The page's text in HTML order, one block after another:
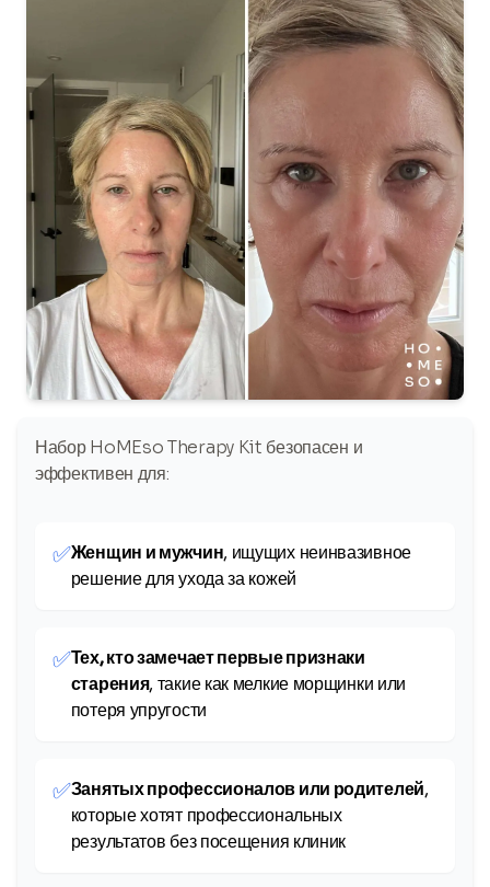
Набор HoMEso Therapy Kit безопасен и
эффективен для:
✅Женщин и мужчин, ищущих неинвазивное
решение для ухода за кожей
✅Тех, кто замечает первые признаки
старения, такие как мелкие морщинки или
потеря упругости
✅Занятых профессионалов или родителей,
которые хотят профессиональных
результатов без посещения клиник